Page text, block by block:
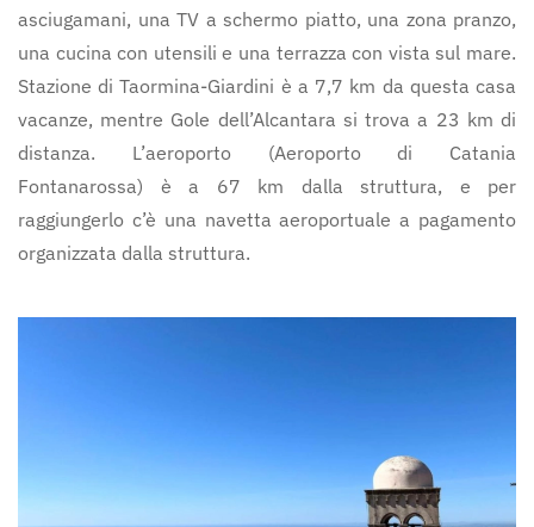
asciugamani, una TV a schermo piatto, una zona pranzo,
una cucina con utensili e una terrazza con vista sul mare.
Stazione di Taormina-Giardini è a 7,7 km da questa casa
vacanze, mentre Gole dell’Alcantara si trova a 23 km di
distanza. L’aeroporto (Aeroporto di Catania
Fontanarossa) è a 67 km dalla struttura, e per
raggiungerlo c’è una navetta aeroportuale a pagamento
organizzata dalla struttura.